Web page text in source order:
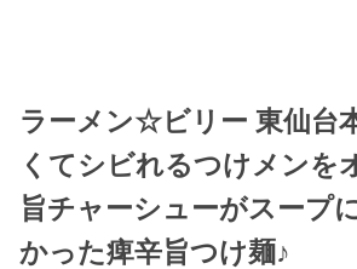
ラーメン☆ビリー 東仙台
くてシビれるつけメンを
旨チャーシューがスープ
かった痺辛旨つけ麺♪